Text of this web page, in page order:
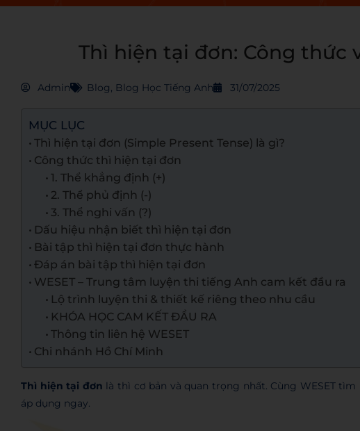
Thì hiện tại đơn: Công thức
Admin Blog, Blog Học Tiếng Anh 31/07/2025
MỤC LỤC
Thì hiện tại đơn (Simple Present Tense) là gì?
Công thức thì hiện tại đơn
1. Thể khẳng định (+)
2. Thể phủ định (-)
3. Thể nghi vấn (?)
Dấu hiệu nhận biết thì hiện tại đơn
Bài tập thì hiện tại đơn thực hành
Đáp án bài tập thì hiện tại đơn
WESET – Trung tâm luyện thi tiếng Anh cam kết đầu ra
Lộ trình luyện thi & thiết kế riêng theo nhu cầu
KHÓA HỌC CAM KẾT ĐẦU RA
Thông tin liên hệ WESET
Chi nhánh Hồ Chí Minh
Thì hiện tại đơn là thì cơ bản và quan trọng nhất. Cùng WESET
áp dụng ngay.